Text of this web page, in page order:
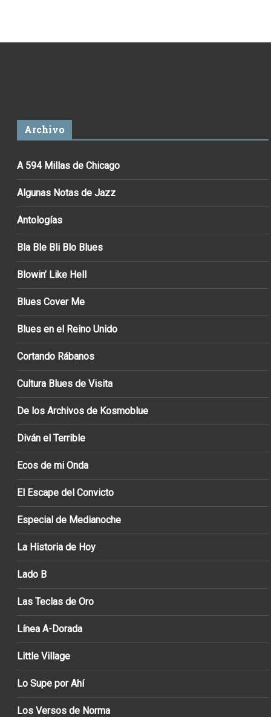
Archivo
A 594 Millas de Chicago
Algunas Notas de Jazz
Antologías
Bla Ble Bli Blo Blues
Blowin’ Like Hell
Blues Cover Me
Blues en el Reino Unido
Cortando Rábanos
Cultura Blues de Visita
De los Archivos de Kosmoblue
Diván el Terrible
Ecos de mi Onda
El Escape del Convicto
Especial de Medianoche
La Historia de Hoy
Lado B
Las Teclas de Oro
Línea A-Dorada
Little Village
Lo Supe por Ahí
Los Versos de Norma